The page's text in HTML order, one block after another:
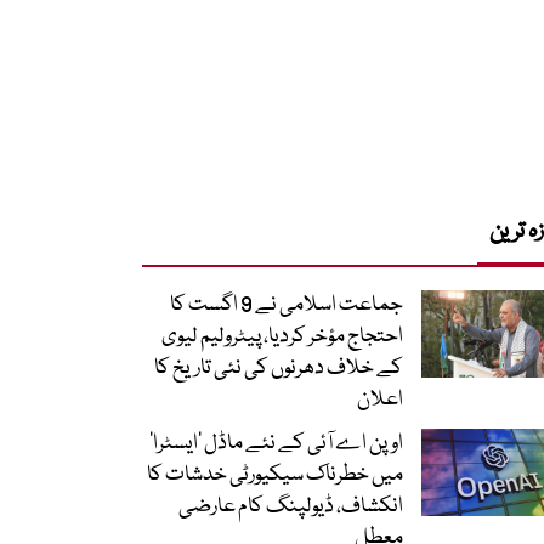
ترین
جماعت اسلامی نے 9 اگست کا
احتجاج مؤخر کردیا، پیٹرولیم لیوی
کے خلاف دھرنوں کی نئی تاریخ کا
اعلان
اوپن اے آئی کے نئے ماڈل ’ایسٹرا‘
میں خطرناک سیکیورٹی خدشات کا
انکشاف، ڈیولپنگ کام عارضی